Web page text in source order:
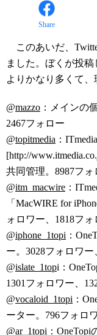
Share
このあいだ、
ました。ぼくが投
よりかなり多くて、
@mazzo ：メインの
2467フォロー
@topitmedia ：
[http://
共同管理。8987フ
@itm_macwire ：
「MacWIRE for
ォロワー、1818フォ
@iphone_1topi ：
ー。3028フォロワー
@islate_1topi：
1301フォロワー、
@vocaloid_1topi ：
ーター。796フォロ
@ar_1topi ：